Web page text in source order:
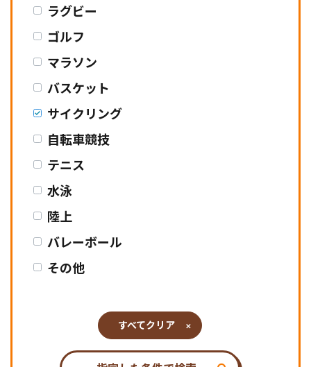
ラグビー
ゴルフ
マラソン
バスケット
サイクリング
自転車競技
テニス
水泳
陸上
バレーボール
その他
すべてクリア